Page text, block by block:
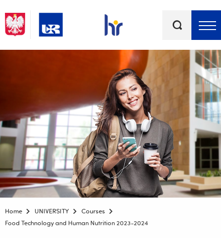
Home UNIVERSITY
Courses
Food Technology and Human Nutrition 2023-2024